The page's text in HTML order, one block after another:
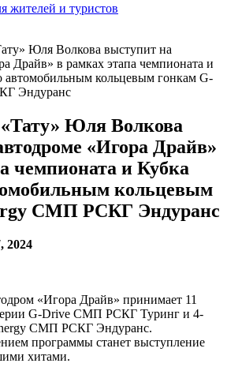
Юля Волкова выступит на
Драйв» в рамках этапа чемпионата и
автомобильным кольцевым гонкам G-
Эндуранс
Юля Волкова
«Игора Драйв»
чемпионата и Кубка
кольцевым
СМП РСКГ Эндуранс
2024
«Игора Драйв» принимает 11
G-Drive СМП РСКГ Туринг и 4-
СМП РСКГ Эндуранс.
программы станет выступление
хитами.